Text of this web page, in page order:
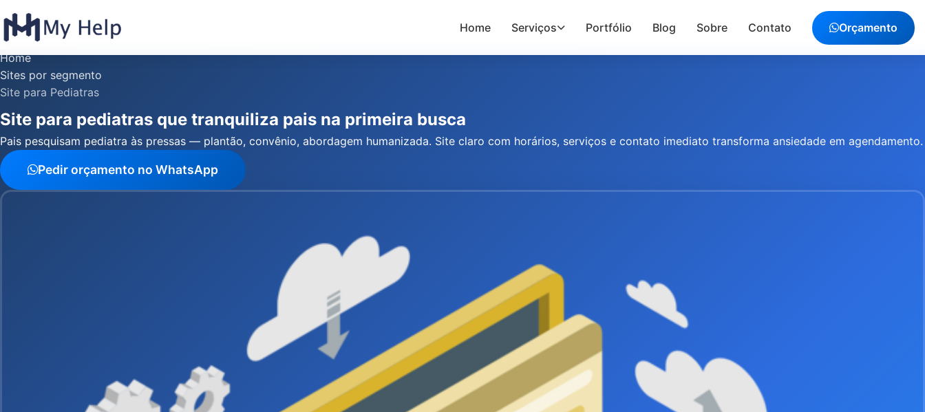
Home Serviços Portfólio Blog Sobre Contato Orçamento
Home
Sites por segmento
Site para Pediatras
Site para pediatras que tranquiliza pais na primeira busca
Pais pesquisam pediatra às pressas — plantão, convênio, abordagem humanizada. Site claro com horários, serviços e contato imediato transforma ansiedade em agendamento.
Pedir orçamento no WhatsApp